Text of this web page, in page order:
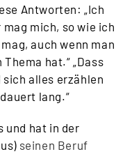
Antworten: „Ich
mich, so wie ich
auch wenn man
hat.“ „Dass
alles erzählen
lang.“
und hat in der
seinen Beruf